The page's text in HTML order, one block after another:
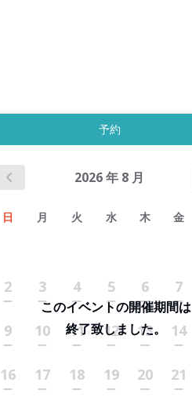
予約
2026年 8 月
日 月 火 水 木 金
2 3 4 5 6 7
9 10 11 12 13 14
16 17 18 19 20 21
このイベントの開催期間は
終了致しました。